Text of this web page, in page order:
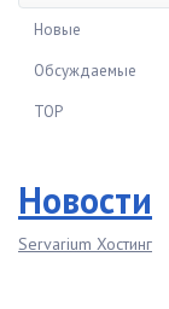
Новые
Обсуждаемые
TOP
Новости
Servarium Хостинг